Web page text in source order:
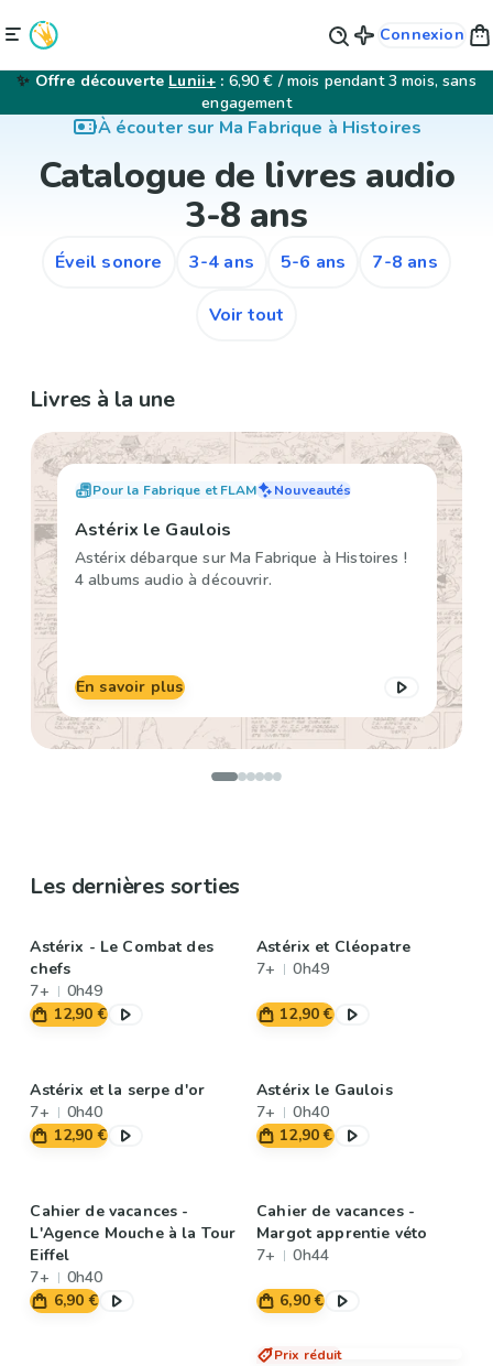
Connexion
✨ Offre découverte Lunii+ : 6,90 € / mois pendant 3 mois, sans
engagement
À écouter sur Ma Fabrique à Histoires
Catalogue de livres audio
3-8 ans
Éveil sonore 3-4 ans 5-6 ans 7-8 ans
Voir tout
Livres à la une
Pour la Fabrique et FLAM Nouveautés
Astérix le Gaulois
Astérix débarque sur Ma Fabrique à Histoires !
4 albums audio à découvrir.
En savoir plus
Les dernières sorties
Astérix - Le Combat des
chefs
7+
0h49
12,90 €
Astérix et Cléopatre
7+
0h49
12,90 €
Astérix et la serpe d'or
7+
0h40
12,90 €
Astérix le Gaulois
7+
0h40
12,90 €
Cahier de vacances -
L'Agence Mouche à la Tour
Eiffel
7+
0h40
6,90 €
Cahier de vacances -
Margot apprentie véto
7+
0h44
6,90 €
Prix réduit